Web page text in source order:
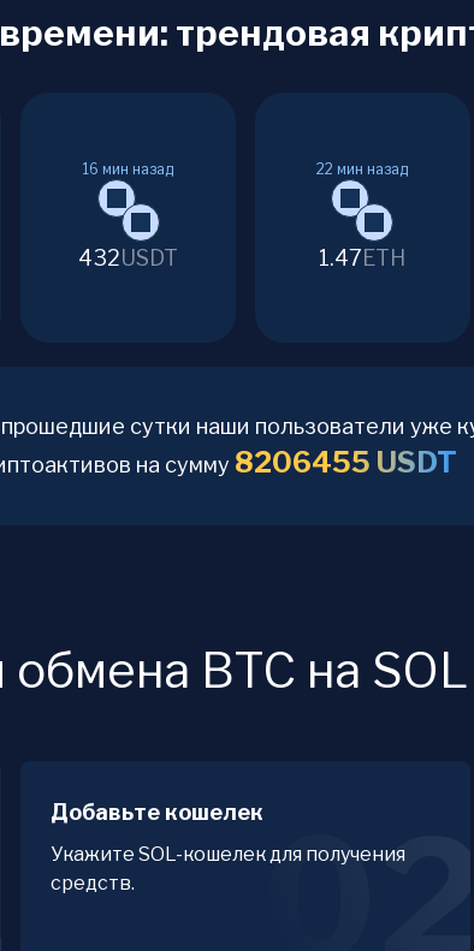
трендовая
16 мин назад
432USDT
22 мин назад
1.47ETH
сутки наши пользователи уже
на сумму 8206455 USDT
BTC на SOL
Добавьте кошелек
Укажите SOL-кошелек для получения
средств.
02